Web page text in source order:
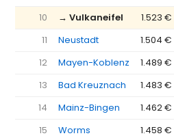
10
→ Vulkaneifel 1.523 €
11
Neustadt 1.504 €
12
Mayen-Koblenz 1.489 €
13
Bad Kreuznach 1.483 €
14
Mainz-Bingen 1.462 €
15
Worms 1.458 €